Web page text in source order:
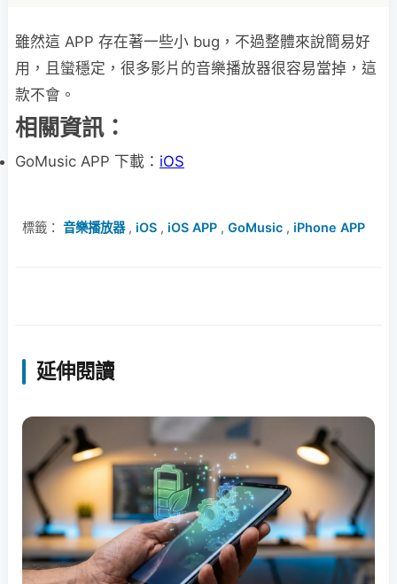
雖然這 APP 存在著一些小 bug，不過整體來說簡易好
用，且蠻穩定，很多影片的音樂播放器很容易當掉，這
款不會。
相關資訊：
GoMusic APP 下載： iOS
標籤： 音樂播放器, iOS , iOS APP , GoMusic , iPhone APP
延伸閱讀